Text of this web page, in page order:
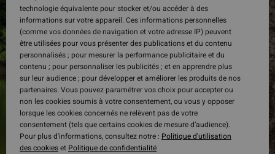
technologie équivalente pour stocker et/ou accéder à des
informations sur votre appareil. Ces informations personnelles
(comme vos données de navigation et votre adresse IP) peuvent
être utilisées pour vous présenter des publications et du contenu
personnalisés ; pour mesurer la performance publicitaire et du
contenu ; pour personnaliser les publicités ; et en apprendre plus
sur leur audience ; pour développer et améliorer les produits de nos
partenaires. Vous pouvez paramétrer vos choix pour accepter ou
non les cookies soumis à votre consentement, ou vous y opposer
lorsque les cookies concernés ne relèvent pas de votre
consentement (tels que certains cookies de mesure d’audience).
Pour plus d'informations, consultez notre : Politique d'utilisation
des cookieset Politique de confidentialité